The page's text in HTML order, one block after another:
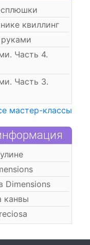
квиллинг
Часть 4.
Часть 3.
мастер-классы
Dimensions
канвы